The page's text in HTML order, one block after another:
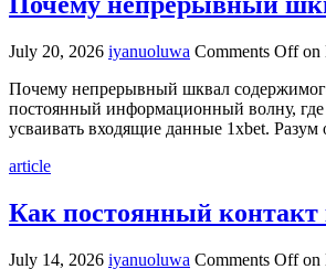
July 20, 2026 iyanuoluwa Comments Offon
Почему непрерывный шквал
постоянный информационный волну,
усваивать входящие данные 1xbet.
article
Как постоянный контакт
July 14, 2026 iyanuoluwa Comments Offon